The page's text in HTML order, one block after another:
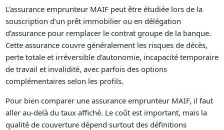
L’assurance emprunteur MAIF peut être étudiée lors de la
souscription d’un prêt immobilier ou en délégation
d’assurance pour remplacer le contrat groupe de la banque.
Cette assurance couvre généralement les risques de décès,
perte totale et irréversible d’autonomie, incapacité temporaire
de travail et invalidité, avec parfois des options
complémentaires selon les profils.
Pour bien comparer une assurance emprunteur MAIF, il faut
aller au-delà du taux affiché. Le coût est important, mais la
qualité de couverture dépend surtout des définitions